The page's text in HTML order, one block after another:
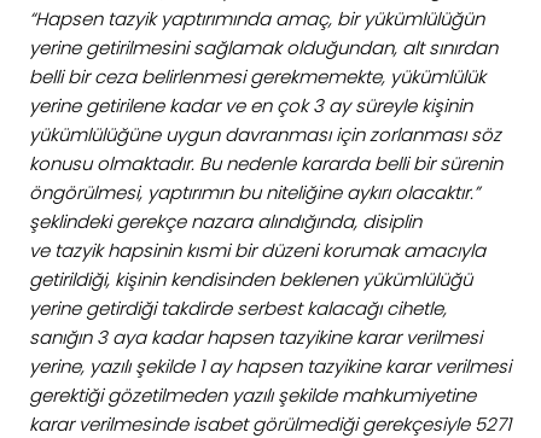
“Hapsen tazyik yaptırımında amaç, bir yükümlülüğün
yerine getirilmesini sağlamak olduğundan, alt sınırdan
belli bir ceza belirlenmesi gerekmemekte, yükümlülük
yerine getirilene kadar ve en çok 3 ay süreyle kişinin
yükümlülüğüne uygun davranması için zorlanması söz
konusu olmaktadır. Bu nedenle kararda belli bir sürenin
öngörülmesi, yaptırımın bu niteliğine aykırı olacaktır.”
şeklindeki gerekçe nazara alındığında, disiplin
ve tazyik hapsinin kısmi bir düzeni korumak amacıyla
getirildiği, kişinin kendisinden beklenen yükümlülüğü
yerine getirdiği takdirde serbest kalacağı cihetle,
sanığın 3 aya kadar hapsen tazyikine karar verilmesi
yerine, yazılı şekilde 1 ay hapsen tazyikine karar verilmesi
gerektiği gözetilmeden yazılı şekilde mahkumiyetine
karar verilmesinde isabet görülmediği gerekçesiyle 5271